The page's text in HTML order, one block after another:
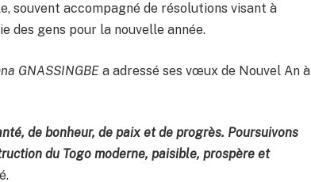
souvent accompagné de résolutions visant à
des gens pour la nouvelle année.
GNASSINGBE a adressé ses vœux de Nouvel An à
de bonheur, de paix et de progrès. Poursuivons
du Togo moderne, paisible, prospère et